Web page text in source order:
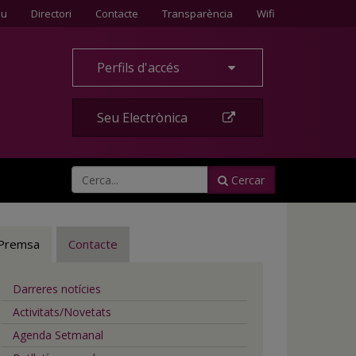
Directori Contacte
Contacte Transparència Wifi
Perfils d'accés
Seu Electrònica
Cercar
Contacte
Darreres notícies
Activitats/Novetats
Agenda Setmanal